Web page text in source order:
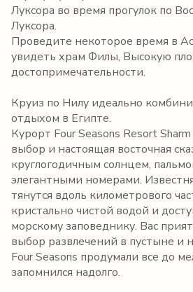
Луксора во время прогулок по
Луксора.
Проведите некоторое время в
увидеть храм Филы, Высокую
достопримечательности.
Круиз по Нилу идеально
отдыхом в Египте.
Курорт Four Seasons Resort
выбор и настоящая восточная
круглогодичным солнцем,
элегантными номерами.
тянутся вдоль километрового
кристально чистой водой и
морскому заповеднику. Вас
выбор развлечений в пустыне и
Four Seasons продумали все до
запомнился надолго.